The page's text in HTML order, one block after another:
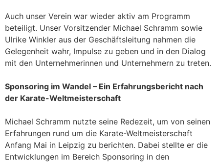
Auch unser Verein war wieder aktiv am Programm
beteiligt. Unser Vorsitzender Michael Schramm sowie
Ulrike Winkler aus der Geschäftsleitung nahmen die
Gelegenheit wahr, Impulse zu geben und in den Dialog
mit den Unternehmerinnen und Unternehmern zu treten.
Sponsoring im Wandel – Ein Erfahrungsbericht nach
der Karate-Weltmeisterschaft
Michael Schramm nutzte seine Redezeit, um von seinen
Erfahrungen rund um die Karate-Weltmeisterschaft
Anfang Mai in Leipzig zu berichten. Dabei stellte er die
Entwicklungen im Bereich Sponsoring in den